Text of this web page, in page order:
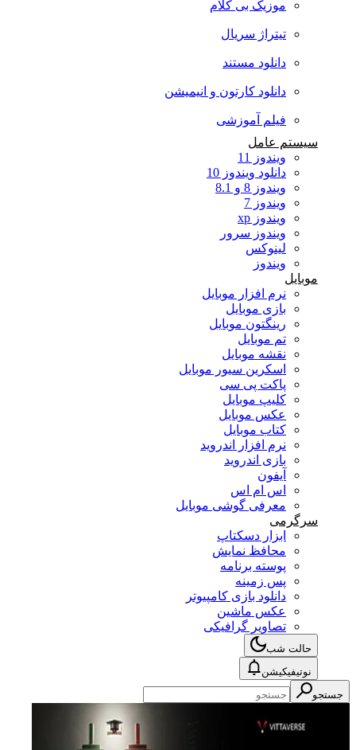
موزیک بی کلام
تیتراژ سریال
دانلود مستند
دانلود کارتون و انیمیشن
فیلم آموزشی
سیستم عامل
ویندوز 11
دانلود ویندوز 10
ویندوز 8 و 8.1
ویندوز 7
ویندوز xp
ویندوز سرور
لینوکس
ویندوز
موبایل
نرم افزار موبایل
بازی موبایل
رینگتون موبایل
تم موبایل
نقشه موبایل
اسکرین سیور موبایل
پاکت پی سی
کلیپ موبایل
عکس موبایل
کتاب موبایل
نرم افزار اندروید
بازی اندروید
آیفون
اس ام اس
معرفی گوشی موبایل
سرگرمی
ابزار دسکتاپ
محافظ نمایش
پوسته برنامه
پس زمینه
دانلود بازی کامپیوتر
عکس ماشین
تصاویر گرافیکی
حالت شب
نوتیفیکیشن
جستجو